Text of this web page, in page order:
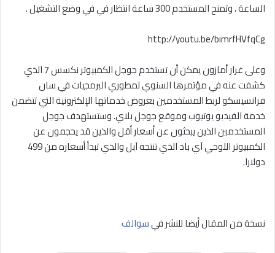
الساعة ، وتمنح المستخدم 300 ساعة انتظار في في وضع التشغيل .
http://youtu.be/bimrfHVfqCg
وعلى غرار أمازون يمكن أن تستخدم جوجل الكمبيوتر نكسس 7 الذي
كشفت عنه في مؤتمرها السنوي لمطوري البرمجيات في سان
فرانسيسكو لربط المستخدمين بعروض خدماتها الإلكترونية التي تتضمن
خدمة الفيديو يوتيوب وموقع جوجل بلاي. وستستهدف جوجل
المستخدمين الذين يبحثون عن أسعار أقل والذين قد يحجمون عن
الكمبيوتر اللوحي آي باد الذي تنتجه آبل والذي تبدأ أسعاره من 499
دولارا.
نسخة من المقال أيضا للنشر فيسوالف